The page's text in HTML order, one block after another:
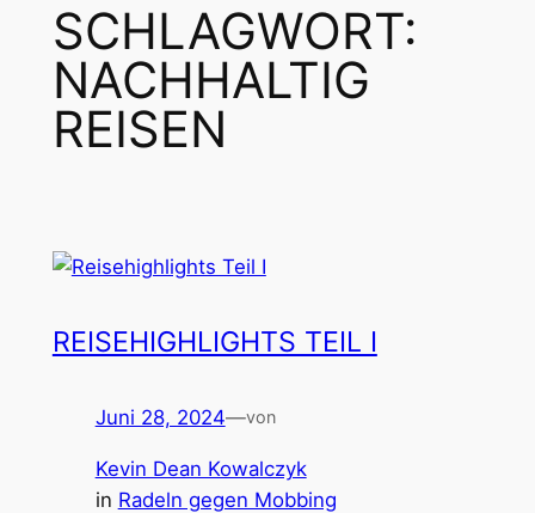
SCHLAGWORT:
NACHHALTIG
REISEN
REISEHIGHLIGHTS TEIL I
Juni 28, 2024—von
Kevin Dean Kowalczyk
in Radeln gegen Mobbing